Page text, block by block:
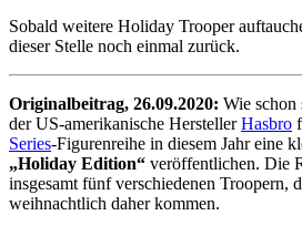
Sobald weitere Holiday Trooper
dieser Stelle noch einmal zurück.
Originalbeitrag, 26.09.2020: Wie schon
der US-amerikanische HerstellerHasbro
Series-Figurenreihe in diesem Jahr eine
„Holiday Edition“ veröffentlichen. Die
insgesamt fünf verschiedenen Troopern,
weihnachtlich daher kommen.